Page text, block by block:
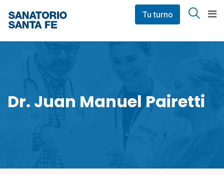
Tu turno
Dr. Juan Manuel Pairetti